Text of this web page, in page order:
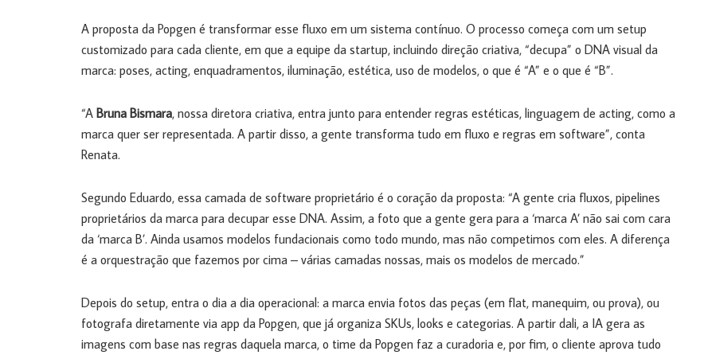
A proposta da Popgen é transformar esse fluxo em um sistema contínuo. O processo começa com um setup
customizado para cada cliente, em que a equipe da startup, incluindo direção criativa, “decupa” o DNA visual da
marca: poses, acting, enquadramentos, iluminação, estética, uso de modelos, o que é “A” e o que é “B”.
“A Bruna Bismara, nossa diretora criativa, entra junto para entender regras estéticas, linguagem de acting, como a
marca quer ser representada. A partir disso, a gente transforma tudo em fluxo e regras em software”, conta
Renata.
Segundo Eduardo, essa camada de software proprietário é o coração da proposta: “A gente cria fluxos, pipelines
proprietários da marca para decupar esse DNA. Assim, a foto que a gente gera para a ‘marca A’ não sai com cara
da ‘marca B’. Ainda usamos modelos fundacionais como todo mundo, mas não competimos com eles. A diferença
é a orquestração que fazemos por cima – várias camadas nossas, mais os modelos de mercado.”
Depois do setup, entra o dia a dia operacional: a marca envia fotos das peças (em flat, manequim, ou prova), ou
fotografa diretamente via app da Popgen, que já organiza SKUs, looks e categorias. A partir dali, a IA gera as
imagens com base nas regras daquela marca, o time da Popgen faz a curadoria e, por fim, o cliente aprova tudo